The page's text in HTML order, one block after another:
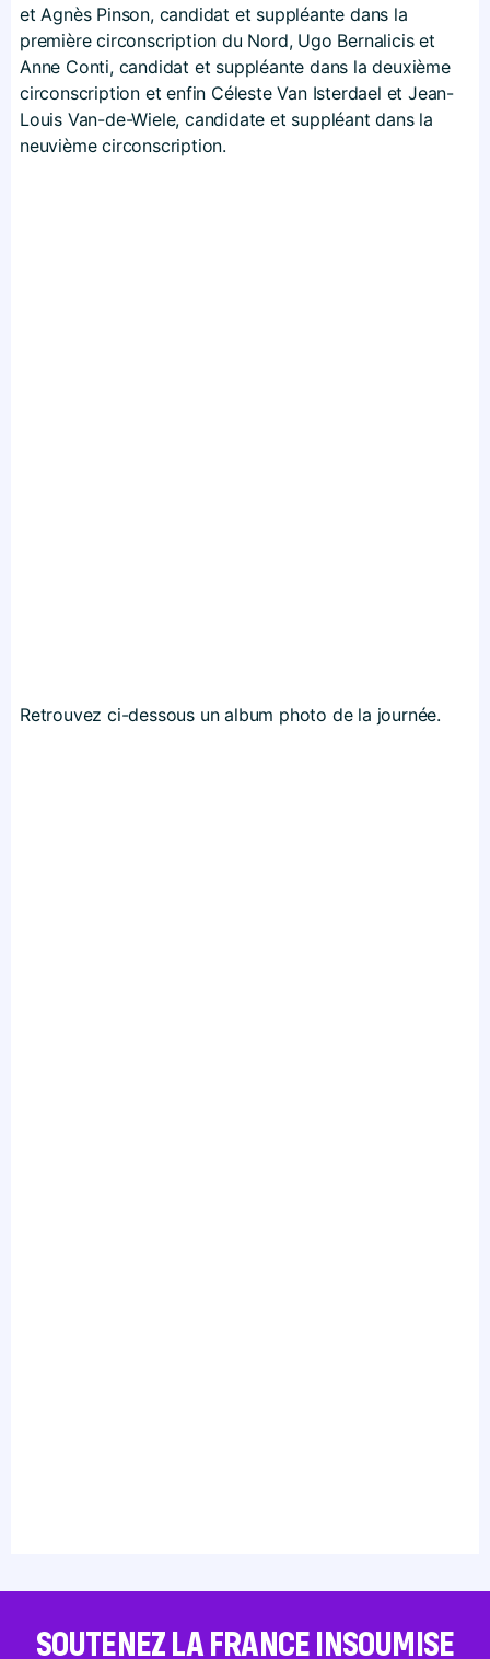
et Agnès Pinson, candidat et suppléante dans la
première circonscription du Nord, Ugo Bernalicis et
Anne Conti, candidat et suppléante dans la deuxième
circonscription et enfin Céleste Van Isterdael et Jean-
Louis Van-de-Wiele, candidate et suppléant dans la
neuvième circonscription.
Retrouvez ci-dessous un album photo de la journée.
SOUTENEZ LA FRANCE INSOUMISE